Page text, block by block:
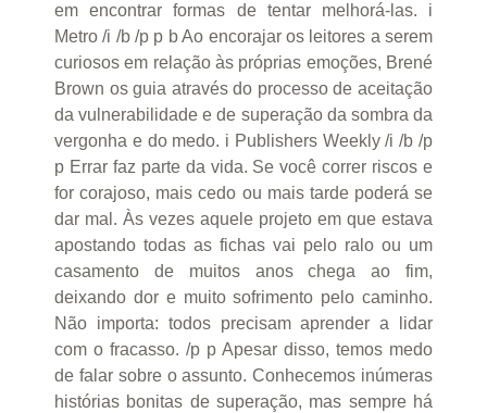
em encontrar formas de tentar melhorá-las. i
Metro /i /b /p p b Ao encorajar os leitores a serem
curiosos em relação às próprias emoções, Brené
Brown os guia através do processo de aceitação
da vulnerabilidade e de superação da sombra da
vergonha e do medo. i Publishers Weekly /i /b /p
p Errar faz parte da vida. Se você correr riscos e
for corajoso, mais cedo ou mais tarde poderá se
dar mal. Às vezes aquele projeto em que estava
apostando todas as fichas vai pelo ralo ou um
casamento de muitos anos chega ao fim,
deixando dor e muito sofrimento pelo caminho.
Não importa: todos precisam aprender a lidar
com o fracasso. /p p Apesar disso, temos medo
de falar sobre o assunto. Conhecemos inúmeras
histórias bonitas de superação, mas sempre há